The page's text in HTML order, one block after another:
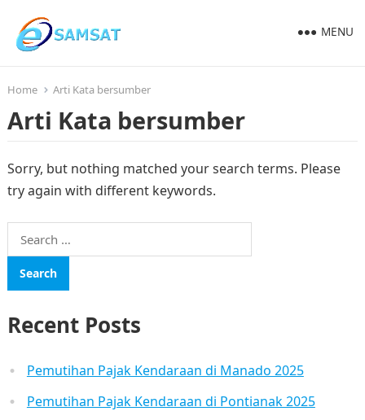
MENU
Home Arti Kata bersumber
Arti Kata bersumber
Sorry, but nothing matched your search terms. Please
try again with different keywords.
Search
for:
Recent Posts
Pemutihan Pajak Kendaraan di Manado 2025
Pemutihan Pajak Kendaraan di Pontianak 2025